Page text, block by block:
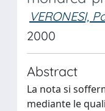
VERONESI,
2000
Abstract
La nota si
mediante le